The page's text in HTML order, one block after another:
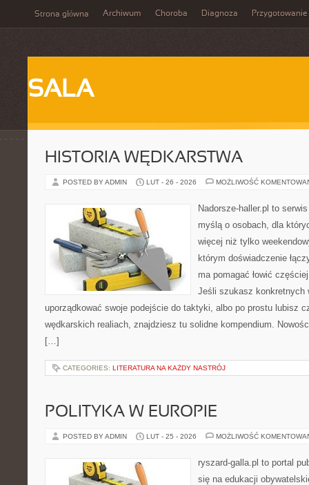
Strona główna Archiwum Choroba Diagnoza Przygotowanie
SALA
HISTORIA WĘDKARSTWA
POSTED BY ADMIN LUT - 26 - 2026 MOŻLIWOŚĆ
Nadorsze-haller.pl to
myślą o osobach, dla
więcej niż tylko
którym doświadczenie
ma pomagać łowić
Jeśli szukasz konkretnych
uporządkować swoje podejście do taktyki, albo po prostu lubisz
wędkarskich realiach, znajdziesz tu solidne kompendium.
[…]
CATEGORIES: LITERATURA NA KAŻDY NASTRÓJ
POLITYKA W EUROPIE
POSTED BY ADMIN LUT - 25 - 2026 MOŻLIWOŚĆ
ryszard-galla.pl to portal
się na edukacji